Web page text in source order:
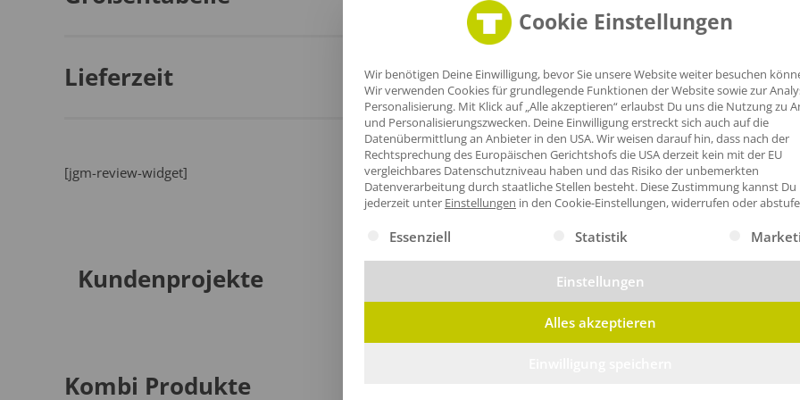
Lieferzeit
[jgm-review-widget]
Kundenprojekte
Kombi Produkte
Cookie Einstellungen
Wir benötigen Deine Einwilligung, bevor Sie unsere Website weiter besuchen
Wir verwenden Cookies für grundlegende Funktionen der Website sowie zur
Personalisierung. Mit Klick auf „Alle akzeptieren“ erlaubst Du uns die Nutzung zu
und Personalisierungszwecken. Deine Einwilligung erstreckt sich auch auf die
Datenübermittlung an Anbieter in den USA. Wir weisen darauf hin, dass nach der
Rechtsprechung des Europäischen Gerichtshofs die USA derzeit kein mit der EU
vergleichbares Datenschutzniveau haben und das Risiko der unbemerkten
Datenverarbeitung durch staatliche Stellen besteht. Diese Zustimmung kannst Du
jederzeit unter Einstellungen in den Cookie-Einstellungen, widerrufen oder
Es folgt eine Liste der Service-Gruppen, für die eine Einwilligung
Essenziell Statistik
Einstellungen
Alles akzeptieren